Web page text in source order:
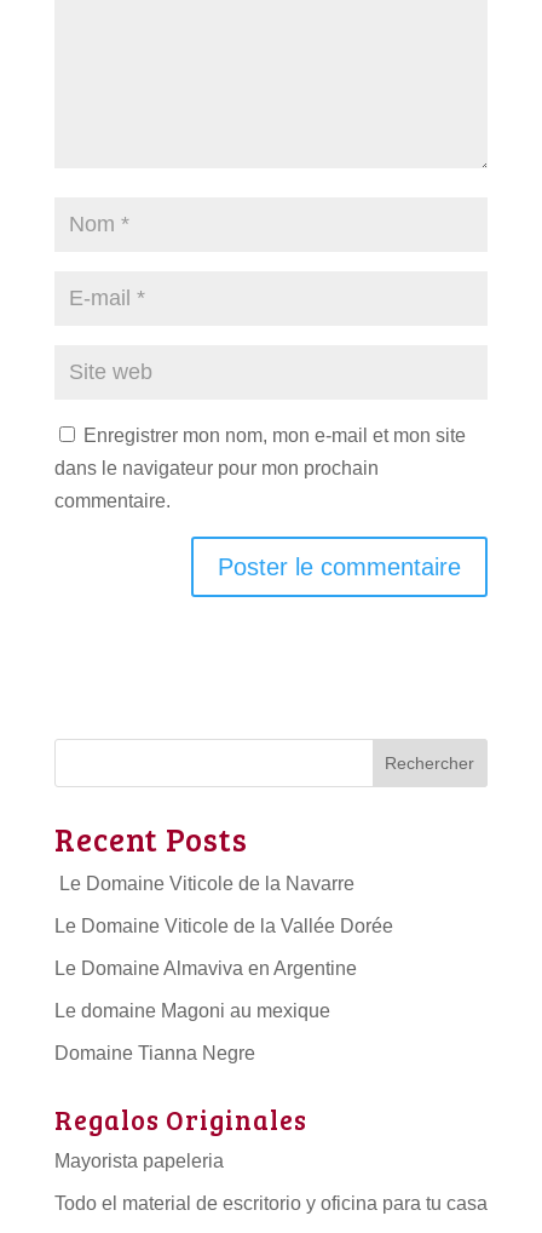
Enregistrer mon nom, mon e-mail et mon site
dans le navigateur pour mon prochain
commentaire.
Rechercher
Recent Posts
Le Domaine Viticole de la Navarre
Le Domaine Viticole de la Vallée Dorée
Le Domaine Almaviva en Argentine
Le domaine Magoni au mexique
Domaine Tianna Negre
Regalos Originales
Mayorista papeleria
Todo el material de escritorio y oficina para tu casa